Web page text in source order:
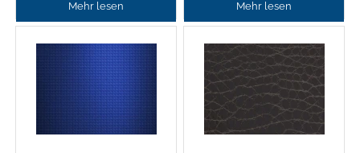
PLA
PETG
Direct to Film Tinte
Direct-to-Film Folie und Kleber
3D Drucker Zubehör
Mehr lesen Mehr lesen